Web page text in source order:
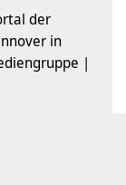
der
in
|